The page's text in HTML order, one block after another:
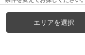
エリアを選択